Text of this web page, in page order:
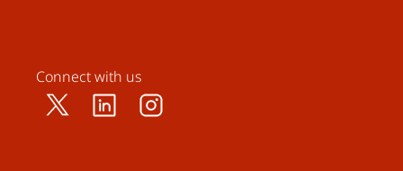
Connect with us